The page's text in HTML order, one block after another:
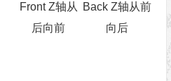
Front Z轴从
后向前
Back Z轴从前
向后